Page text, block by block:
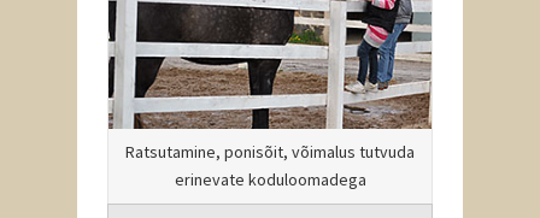
Ratsutamine, ponisõit, võimalus tutvuda
erinevate koduloomadega